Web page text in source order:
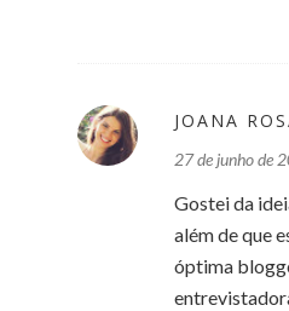
JOANA
27 de junho de
Gostei da
além de que
óptima